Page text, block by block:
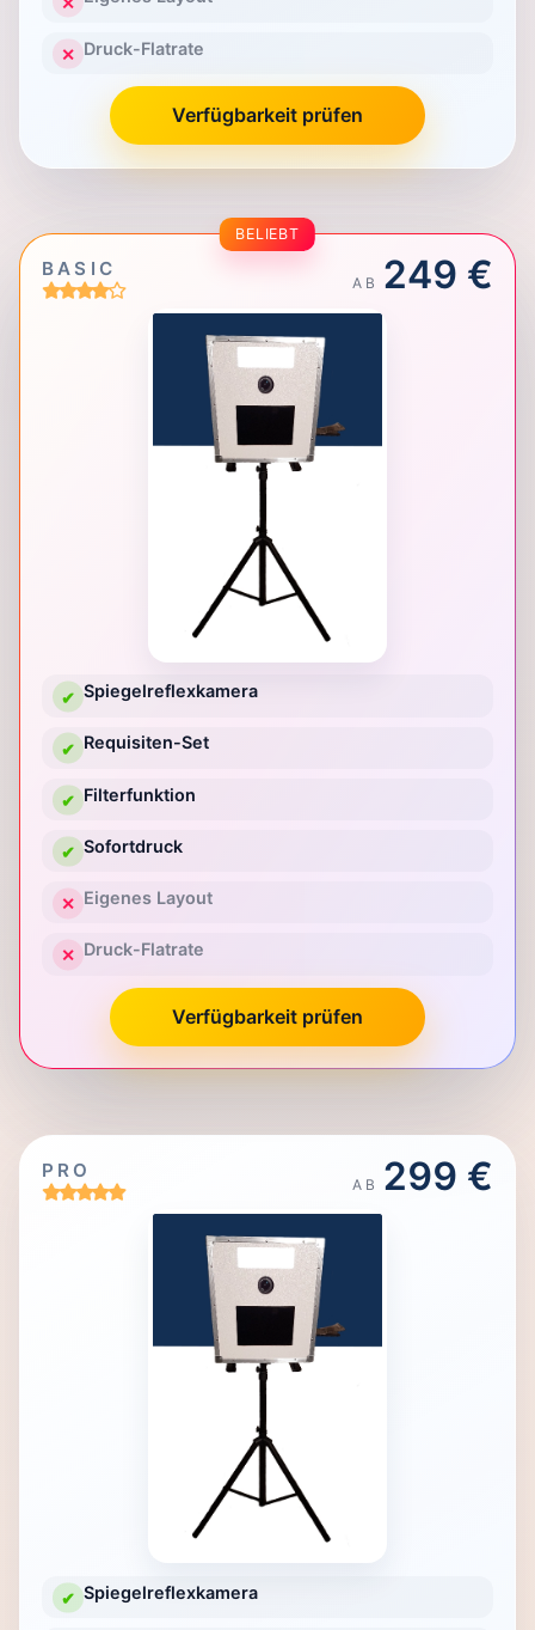
✕ Druck-Flatrate
Verfügbarkeit prüfen
BELIEBT
BASIC
AB 249 €
✔ Spiegelreflexkamera
✔ Requisiten-Set
✔ Filterfunktion
✔ Sofortdruck
✕ Eigenes Layout
✕ Druck-Flatrate
Verfügbarkeit prüfen
PRO
AB 299 €
✔ Spiegelreflexkamera